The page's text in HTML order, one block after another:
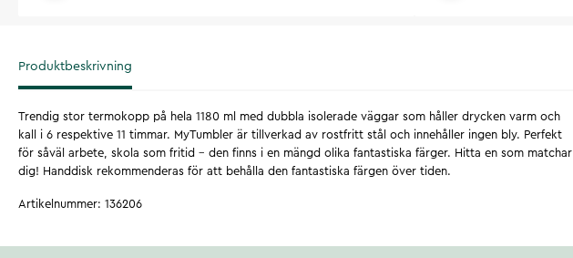
Produktbeskrivning
Trendig stor termokopp på hela 1180 ml med dubbla isolerade väggar som håller drycken varm och
kall i 6 respektive 11 timmar. MyTumbler är tillverkad av rostfritt stål och innehåller ingen bly. Perfekt
för såväl arbete, skola som fritid – den finns i en mängd olika fantastiska färger. Hitta en som matchar
dig! Handdisk rekommenderas för att behålla den fantastiska färgen över tiden.
Artikelnummer: 136206